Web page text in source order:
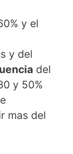
y el
y del
del
y 50%
mas del